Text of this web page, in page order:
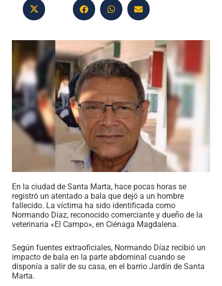
En la ciudad de Santa Marta, hace pocas horas se
registró un atentado a bala que dejó a un hombre
fallecido. La víctima ha sido identificada como
Normando Díaz, reconocido comerciante y dueño de la
veterinaria «El Campo», en Ciénaga Magdalena.
Según fuentes extraoficiales, Normando Díaz recibió un
impacto de bala en la parte abdominal cuando se
disponía a salir de su casa, en el barrio Jardín de Santa
Marta.